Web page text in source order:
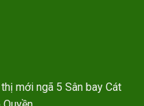
mới ngã 5 Sân bay Cát